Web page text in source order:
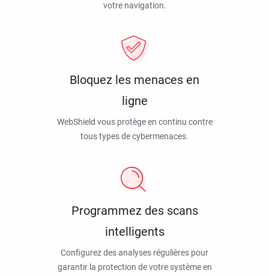
votre navigation.
Bloquez les menaces en
ligne
WebShield vous protège en continu contre
tous types de cybermenaces.
Programmez des scans
intelligents
Configurez des analyses régulières pour
garantir la protection de votre système en